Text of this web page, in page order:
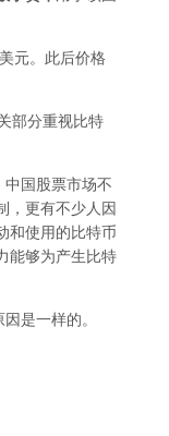
元。此后价格
部分重视比特
国股票市场不
，更有不少人因
和使用的比特币
能够为产生比特
是一样的。